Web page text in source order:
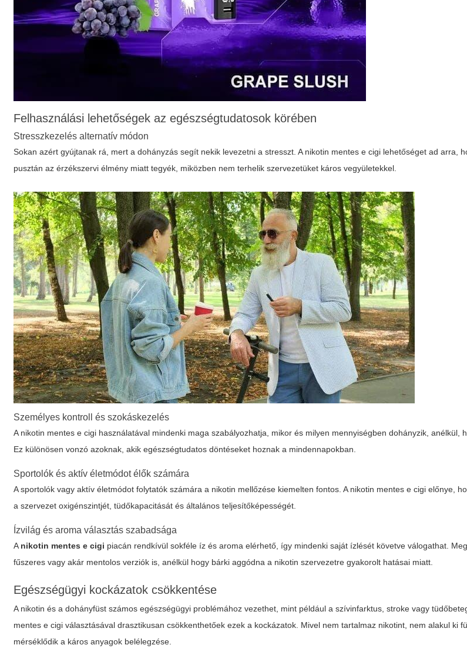
Felhasználási lehetőségek az egészségtudatosok körében
Stresszkezelés alternatív módon
Sokan azért gyújtanak rá, mert a dohányzás segít nekik levezetni a stresszt. A nikotin mentes e cigi lehetőséget ad arra,
pusztán az érzékszervi élmény miatt tegyék, miközben nem terhelik szervezetüket káros vegyületekkel.
Személyes kontroll és szokáskezelés
A nikotin mentes e cigi használatával mindenki maga szabályozhatja, mikor és milyen mennyiségben dohányzik, anélkül,
Ez különösen vonzó azoknak, akik egészségtudatos döntéseket hoznak a mindennapokban.
Sportolók és aktív életmódot élők számára
A sportolók vagy aktív életmódot folytatók számára a nikotin mellőzése kiemelten fontos. A nikotin mentes e cigi előnye,
a szervezet oxigénszintjét, tüdőkapacitását és általános teljesítőképességét.
Ízvilág és aroma választás szabadsága
A nikotin mentes e cigi piacán rendkívül sokféle íz és aroma elérhető, így mindenki saját ízlését követve válogathat.
fűszeres vagy akár mentolos verziók is, anélkül hogy bárki aggódna a nikotin szervezetre gyakorolt hatásai miatt.
Egészségügyi kockázatok csökkentése
A nikotin és a dohányfüst számos egészségügyi problémához vezethet, mint például a szívinfarktus, stroke vagy
mentes e cigi választásával drasztikusan csökkenthetőek ezek a kockázatok. Mivel nem tartalmaz nikotint, nem alakul ki
mérséklődik a káros anyagok belélegzése.